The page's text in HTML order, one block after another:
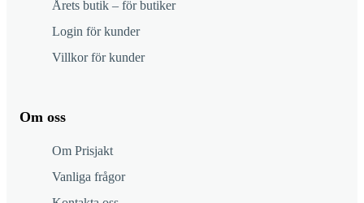
Årets butik – för butiker
Login för kunder
Villkor för kunder
Om oss
Om Prisjakt
Vanliga frågor